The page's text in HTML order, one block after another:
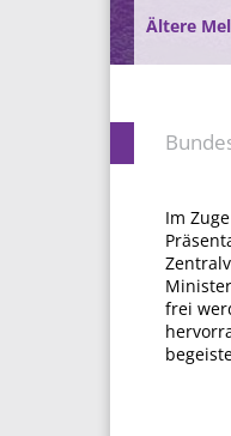
Ältere
Im
frei